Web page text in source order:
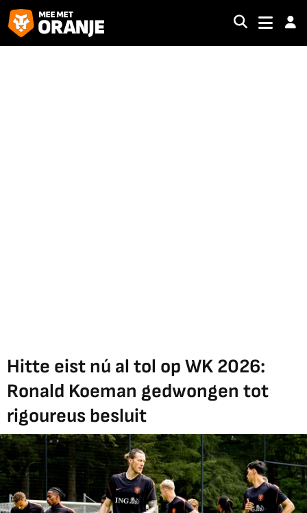
Hitte eist nú al tol op WK 2026:
Ronald Koeman gedwongen tot
rigoureus besluit